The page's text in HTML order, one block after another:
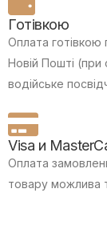
Готівкою
Оплата готівкою
Новій Пошті (при
водійське
Visa и
Оплата
товару можлива